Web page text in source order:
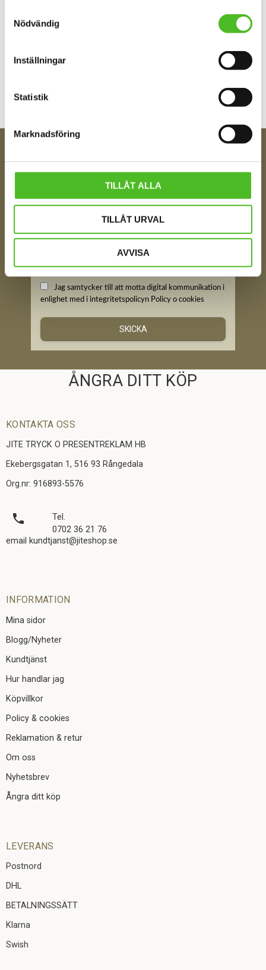
Nödvändig
Inställningar
Statistik
Marknadsföring
TILLÅT ALLA
TILLÅT URVAL
AVVISA
FÅ TIPS OM NYHETER!
Ditt Namn
Jag samtycker till att motta digital kommunikation i
enlighet med i integritetspolicyn Policy o cookies
SKICKA
ÅNGRA DITT KÖP
KONTAKTA OSS
JITE TRYCK O PRESENTREKLAM HB
Ekebergsgatan 1, 516 93 Rångedala
Org.nr: 916893-5576
local_phone
Tel.
0702 36 21 76
email kundtjanst@jiteshop.se
INFORMATION
Mina sidor
Blogg/Nyheter
Kundtjänst
Hur handlar jag
Köpvillkor
Policy & cookies
Reklamation & retur
Om oss
Nyhetsbrev
Ångra ditt köp
LEVERANS
Postnord
DHL
BETALNINGSSÄTT
Klarna
Swish